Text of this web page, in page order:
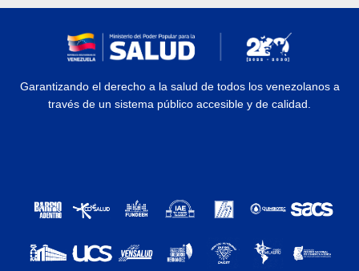
Garantizando el derecho a la salud de todos los venezolanos a
través de un sistema público accesible y de calidad.